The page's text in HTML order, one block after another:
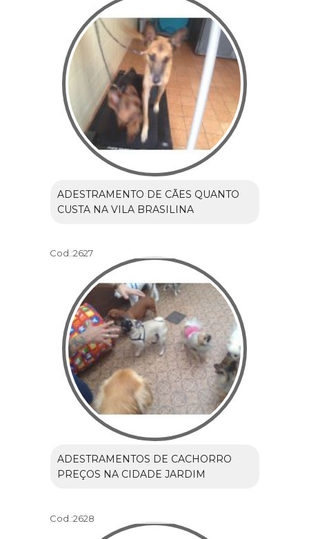
ADESTRAMENTO DE CÃES QUANTO
CUSTA NA VILA BRASILINA
Cod.:2627
ADESTRAMENTOS DE CACHORRO
PREÇOS NA CIDADE JARDIM
Cod.:2628